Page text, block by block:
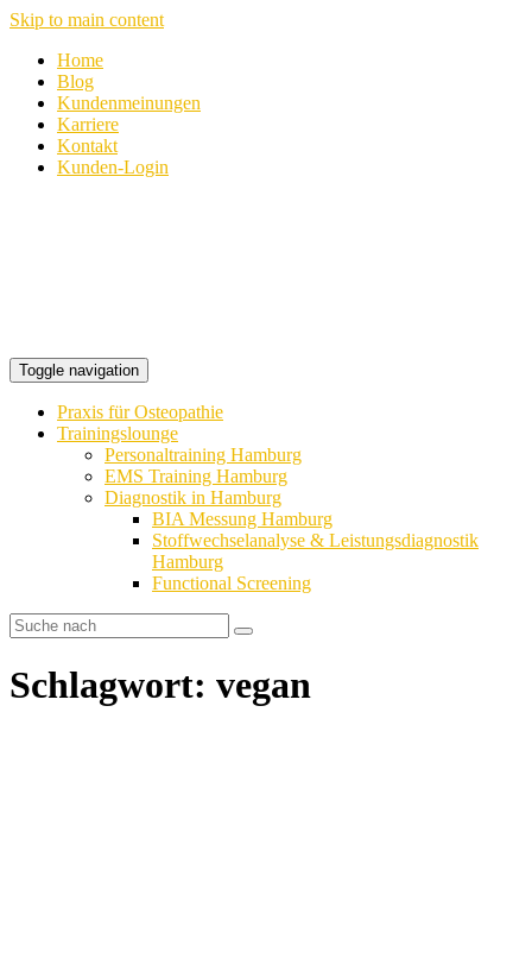
Skip to main content
Home
Blog
Kundenmeinungen
Karriere
Kontakt
Kunden-Login
Toggle navigation
Praxis für Osteopathie
Trainingslounge
Personaltraining Hamburg
EMS Training Hamburg
Diagnostik in Hamburg
BIA Messung Hamburg
Stoffwechselanalyse & Leistungsdiagnostik
Hamburg
Functional Screening
Schlagwort: vegan